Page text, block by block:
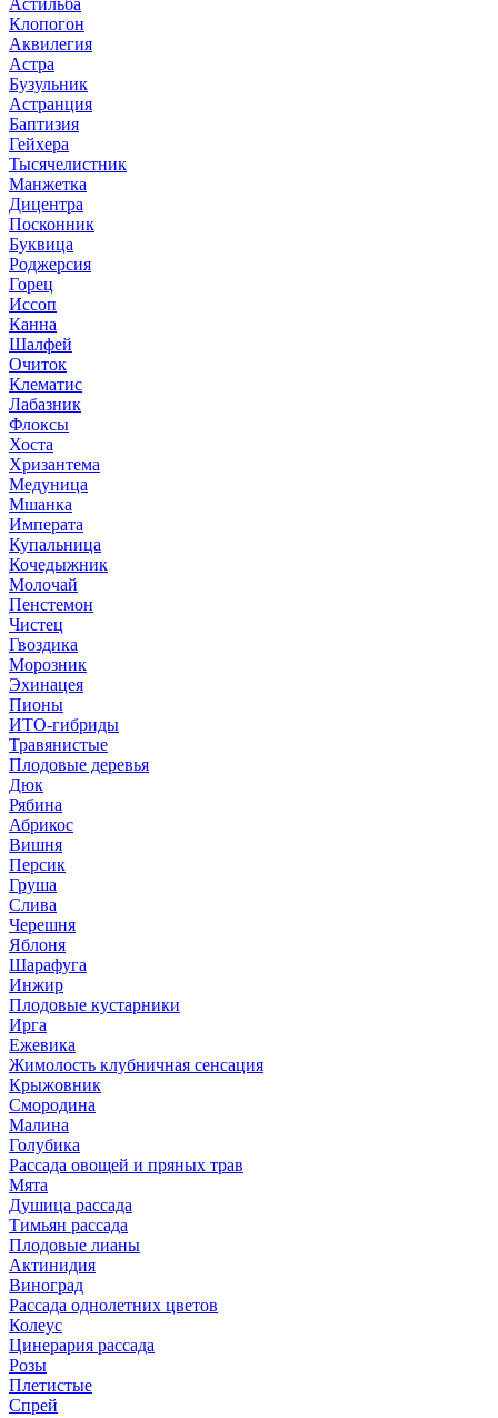
Астильба
Клопогон
Аквилегия
Астра
Бузульник
Астранция
Баптизия
Гейхера
Тысячелистник
Манжетка
Дицентра
Посконник
Буквица
Роджерсия
Горец
Иссоп
Канна
Шалфей
Очиток
Клематис
Лабазник
Флоксы
Хоста
Хризантема
Медуница
Мшанка
Императа
Купальница
Кочедыжник
Молочай
Пенстемон
Чистец
Гвоздика
Морозник
Эхинацея
Пионы
ИТО-гибриды
Травянистые
Плодовые деревья
Дюк
Рябина
Абрикос
Вишня
Персик
Груша
Слива
Черешня
Яблоня
Шарафуга
Инжир
Плодовые кустарники
Ирга
Ежевика
Жимолость клубничная сенсация
Крыжовник
Смородина
Малина
Голубика
Рассада овощей и пряных трав
Мята
Душица рассада
Тимьян рассада
Плодовые лианы
Актинидия
Виноград
Рассада однолетних цветов
Колеус
Цинерария рассада
Розы
Плетистые
Спрей